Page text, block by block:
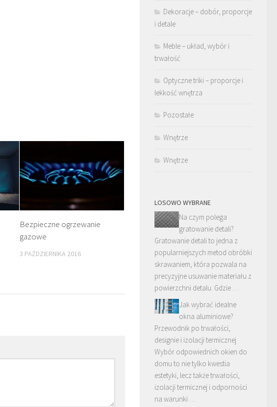
Bezpieczne ogrzewanie
gazowe
3 PAŹDZIERNIKA 2016
Dekoracje – dobór, proporcje
i detale
Meble – układ, wybór i
trwałość
Optyczne triki – proporcje i
lekkość wnętrza
Pozostałe
Wnętrze
Wnętrze
LOSOWO WYBRANE
Na czym polega
gratowanie detali?
Gratowanie detali to jedna z
popularniejszych metod obróbki
skrawaniem, która pozwala na
precyzyjne usuwanie materiału z
powierzchni detalu. Gdzie …
Jak wybrać idealne
okna aluminiowe?
Przewodnik po trwałości,
designie i izolacji termicznej
Wybór odpowiednich okien do
domu to nie tylko kwestia
estetyki, lecz także trwałości,
izolacji termicznej i odporności
na warunki …